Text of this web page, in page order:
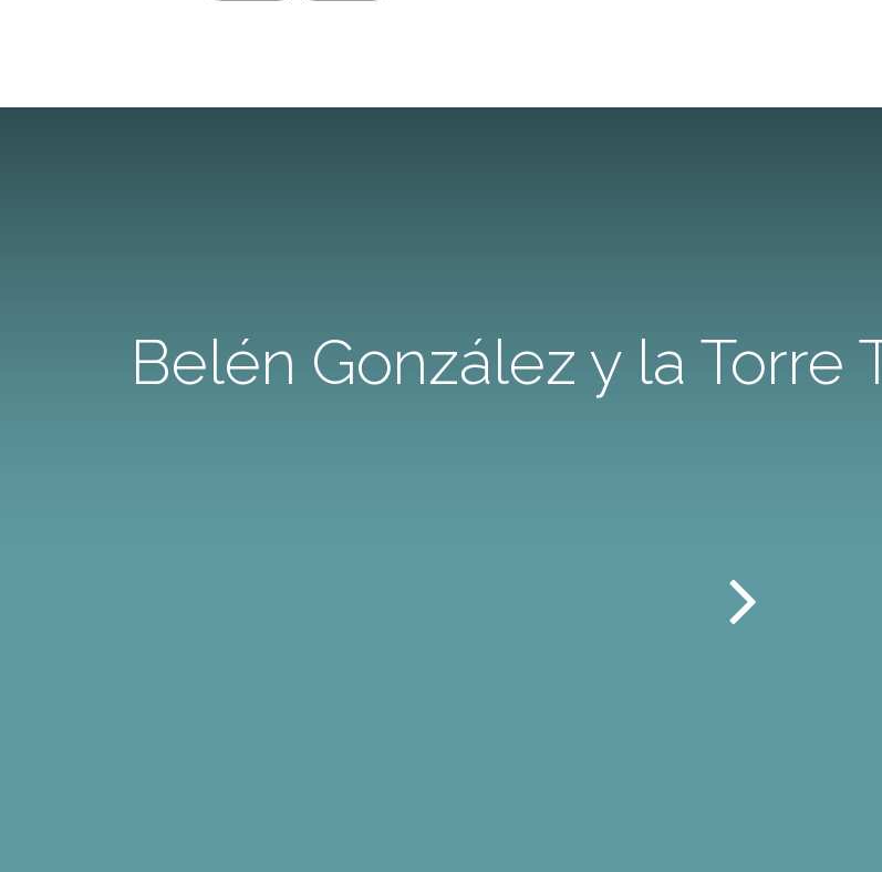
Belén González y la Torre